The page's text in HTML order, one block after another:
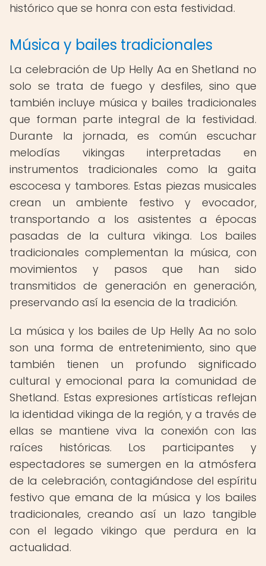
histórico que se honra con esta festividad.
Música y bailes tradicionales
La celebración de Up Helly Aa en Shetland no
solo se trata de fuego y desfiles, sino que
también incluye música y bailes tradicionales
que forman parte integral de la festividad.
Durante la jornada, es común escuchar
melodías vikingas interpretadas en
instrumentos tradicionales como la gaita
escocesa y tambores. Estas piezas musicales
crean un ambiente festivo y evocador,
transportando a los asistentes a épocas
pasadas de la cultura vikinga. Los bailes
tradicionales complementan la música, con
movimientos y pasos que han sido
transmitidos de generación en generación,
preservando así la esencia de la tradición.
La música y los bailes de Up Helly Aa no solo
son una forma de entretenimiento, sino que
también tienen un profundo significado
cultural y emocional para la comunidad de
Shetland. Estas expresiones artísticas reflejan
la identidad vikinga de la región, y a través de
ellas se mantiene viva la conexión con las
raíces históricas. Los participantes y
espectadores se sumergen en la atmósfera
de la celebración, contagiándose del espíritu
festivo que emana de la música y los bailes
tradicionales, creando así un lazo tangible
con el legado vikingo que perdura en la
actualidad.